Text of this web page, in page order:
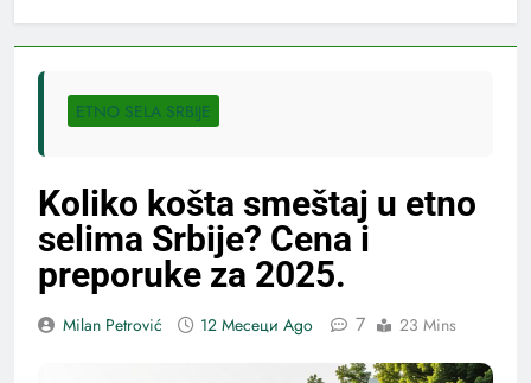
ETNO SELA SRBIJE
Koliko košta smeštaj u etno
selima Srbije? Cena i
preporuke za 2025.
Milan Petrović 12 Месеци Ago 7 23 Mins